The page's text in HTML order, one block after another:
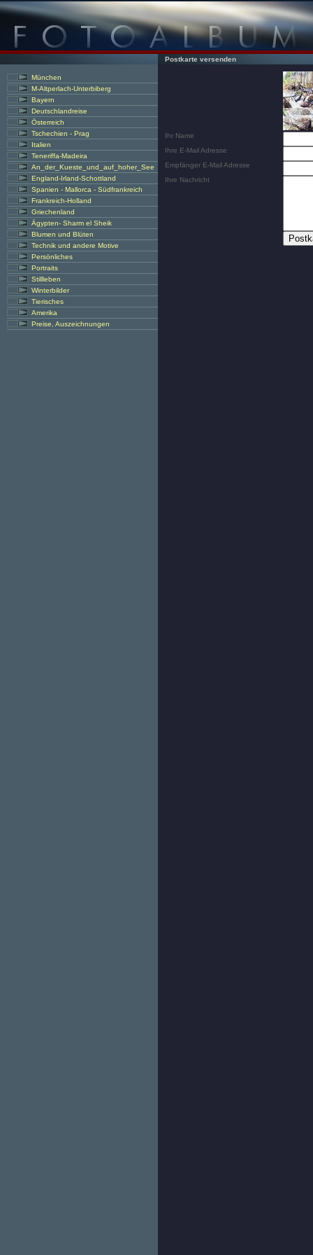
Postkarte versenden
München
M-Altperlach-Unterbiberg
Bayern
Deutschlandreise
Österreich
Tschechien - Prag
Italien
Teneriffa-Madeira
An_der_Kueste_und_auf_hoher_See
England-Irland-Schottland
Spanien - Mallorca - Südfrankreich
Frankreich-Holland
Griechenland
Ägypten- Sharm el Sheik
Blumen und Blüten
Technik und andere Motive
Persönliches
Portraits
Stillleben
Winterbilder
Tierisches
Amerika
Preise, Auszeichnungen
Ihr Name
Ihre E-Mail Adresse
Empfänger E-Mail Adresse
Ihre Nachricht